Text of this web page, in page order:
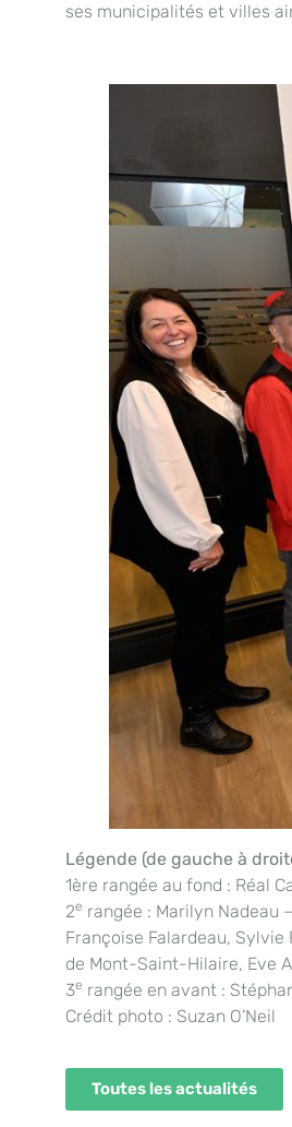
ses municipalités et villes
Légende (de gauche à
1ère rangée au fond : Réal
2e rangée : Marilyn Nadeau
Françoise Falardeau,
de Mont-Saint-Hilaire, Eve
3e rangée en avant :
Crédit photo : Suzan O’Neil
Toutes les actualités